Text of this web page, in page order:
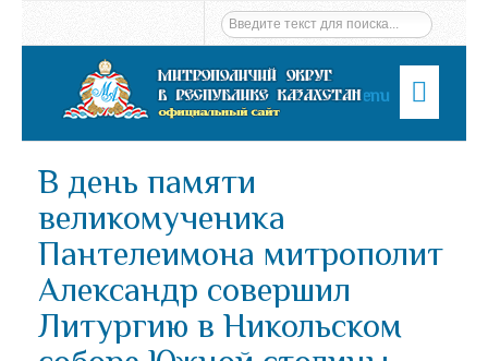
Menu
В день памяти
великомученика
Пантелеимона митрополит
Александр совершил
Литургию в Никольском